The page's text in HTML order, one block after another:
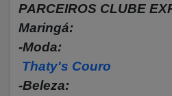
PARCEIROS CLUBE
Maringá:
-Moda:
Thaty's Couro
-Beleza: